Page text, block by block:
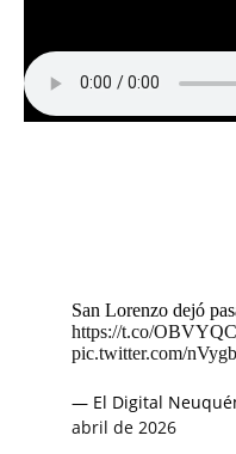
San Lorenzo dejó
https://t.co/
pic.twitter.com/
— El Digital
abril de 2026